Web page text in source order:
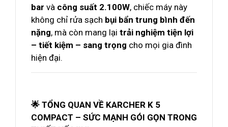
bar và công suất 2.100W, chiếc máy này
không chỉ rửa sạch bụi bẩn trung bình đến
nặng, mà còn mang lại trải nghiệm tiện lợi
– tiết kiệm – sang trọng cho mọi gia đình
hiện đại.
🌟 TỔNG QUAN VỀ KARCHER K 5
COMPACT – SỨC MẠNH GÓI GỌN TRONG